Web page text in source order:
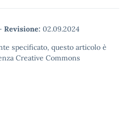
Revisione: 02.09.2024
specificato, questo articolo è
Creative Commons